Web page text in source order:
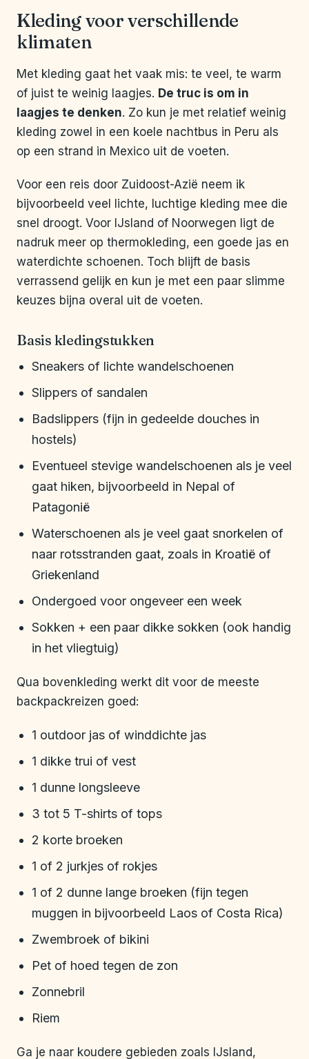
Kleding voor verschillende
klimaten
Met kleding gaat het vaak mis: te veel, te warm
of juist te weinig laagjes. De truc is om in
laagjes te denken. Zo kun je met relatief weinig
kleding zowel in een koele nachtbus in Peru als
op een strand in Mexico uit de voeten.
Voor een reis door Zuidoost-Azië neem ik
bijvoorbeeld veel lichte, luchtige kleding mee die
snel droogt. Voor IJsland of Noorwegen ligt de
nadruk meer op thermokleding, een goede jas en
waterdichte schoenen. Toch blijft de basis
verrassend gelijk en kun je met een paar slimme
keuzes bijna overal uit de voeten.
Basis kledingstukken
Sneakers of lichte wandelschoenen
Slippers of sandalen
Badslippers (fijn in gedeelde douches in
hostels)
Eventueel stevige wandelschoenen als je veel
gaat hiken, bijvoorbeeld in Nepal of
Patagonië
Waterschoenen als je veel gaat snorkelen of
naar rotsstranden gaat, zoals in Kroatië of
Griekenland
Ondergoed voor ongeveer een week
Sokken + een paar dikke sokken (ook handig
in het vliegtuig)
Qua bovenkleding werkt dit voor de meeste
backpackreizen goed:
1 outdoor jas of winddichte jas
1 dikke trui of vest
1 dunne longsleeve
3 tot 5 T-shirts of tops
2 korte broeken
1 of 2 jurkjes of rokjes
1 of 2 dunne lange broeken (fijn tegen
muggen in bijvoorbeeld Laos of Costa Rica)
Zwembroek of bikini
Pet of hoed tegen de zon
Zonnebril
Riem
Ga je naar koudere gebieden zoals IJsland,